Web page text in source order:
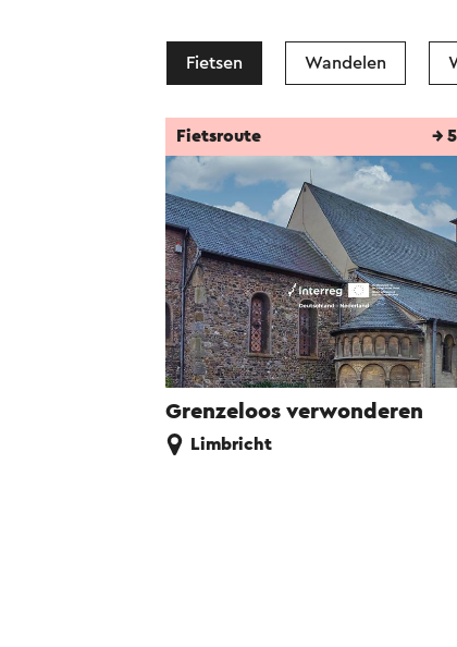
Fietsen Wandelen
Grenzeloos verwonderen
Fietsroute →
Limbricht